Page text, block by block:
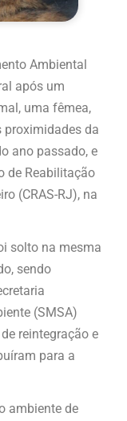
Ambiental
após um
uma fêmea,
proximidades da
ano passado, e
de Reabilitação
(CRAS-RJ), na
solto na mesma
sendo
(SMSA)
reintegração e
para a
ambiente de